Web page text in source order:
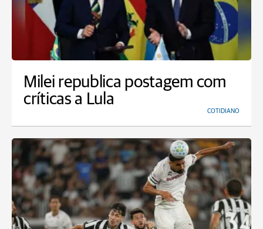
Milei republica postagem com
críticas a Lula
COTIDIANO